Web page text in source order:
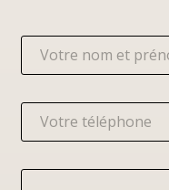
N
m
T
l
pM